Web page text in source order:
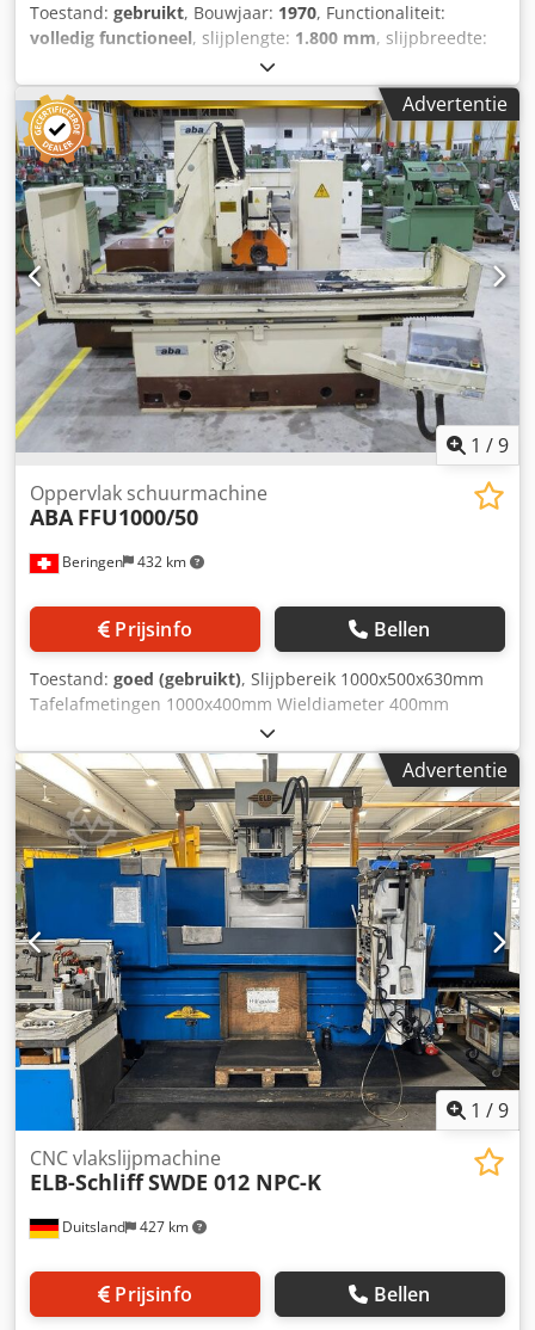
Toestand: gebruikt, Bouwjaar: 1970, Functionaliteit:
volledig functioneel, slijplengte: 1.800 mm, slijpbreedte:
1.350 mm
!!!VERKOOP OP LOCATIE D-74219 MÖCKMÜHL
Vlakslijpmachine BLOHM HFS 12 Bouwjaar: 1970
Slijplengte: 1800 mm Cjdpfx Anezamf Eeverf Slijpbreedte:
400 mm Afmeting magneetplaat: 1.350x350 mm
Toebehoren: Koel-/smeersysteem Diverse slijpschijven De
machine is werkend en kan te allen tijde onder stroom
worden bezichtigd.
Advertentie
1 /9
Beringen 432 km
Oppervlak schuurmachine
ABA FFU1000/50
Prijsinfo Bellen
Toestand: goed (gebruikt), Slijpbereik 1000x500x630mm
Tafelafmetingen 1000x400mm Wieldiameter 400mm
Cedofbx Dmjpfx Anvorf Magnetische plaat 1000x500mm
MARCELEN MASCHINEN CH
Advertentie
1 /9
Duitsland 427 km
CNC vlakslijpmachine
ELB-SchliffSWDE 012 NPC-K
Prijsinfo Bellen